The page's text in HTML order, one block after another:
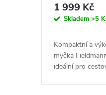
1 999 Kč
Skladem >5
Kompaktní a
myčka
ideální pro